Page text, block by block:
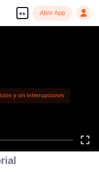
es Abrir App
y sin interrupciones